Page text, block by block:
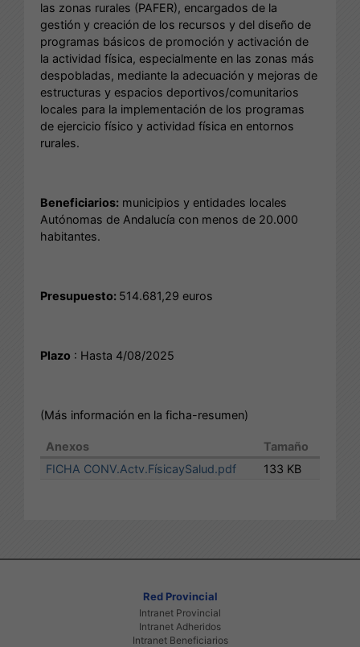
las zonas rurales (PAFER), encargados de la
gestión y creación de los recursos y del diseño de
programas básicos de promoción y activación de
la actividad física, especialmente en las zonas más
despobladas, mediante la adecuación y mejoras de
estructuras y espacios deportivos/comunitarios
locales para la implementación de los programas
de ejercicio físico y actividad física en entornos
rurales.
Beneficiarios: municipios y entidades locales
Autónomas de Andalucía con menos de 20.000
habitantes.
Presupuesto: 514.681,29 euros
Plazo : Hasta 4/08/2025
(Más información en la ficha-resumen)
Anexos
Tamaño
FICHA CONV.Actv.FísicaySalud.pdf
133 KB
Red Provincial
Intranet Provincial
Intranet Adheridos
Intranet Beneficiarios